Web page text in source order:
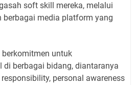
soft skill mereka, melalui
berbagai media platform yang
berkomitmen untuk
berbagai bidang, diantaranya
personal awareness